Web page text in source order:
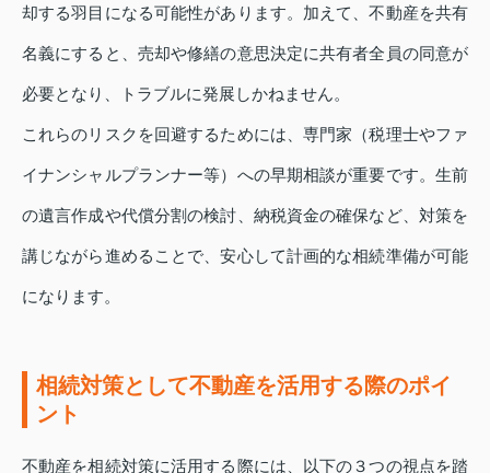
却する羽目になる可能性があります。加えて、不動産を共有
名義にすると、売却や修繕の意思決定に共有者全員の同意が
必要となり、トラブルに発展しかねません。
これらのリスクを回避するためには、専門家（税理士やファ
イナンシャルプランナー等）への早期相談が重要です。生前
の遺言作成や代償分割の検討、納税資金の確保など、対策を
講じながら進めることで、安心して計画的な相続準備が可能
になります。
相続対策として不動産を活用する際のポイ
ント
不動産を相続対策に活用する際には、以下の３つの視点を踏